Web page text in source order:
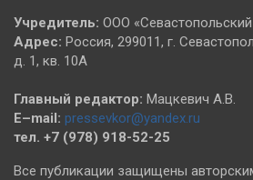
Учредитель: ООО
Адрес: Россия, 299011, г.
д. 1, кв. 10А
Главный редактор: Мацкевич А.В.
E–mail: pressevkor@yandex.ru
тел. +7 (978) 918-52-25
Все публикации защищены